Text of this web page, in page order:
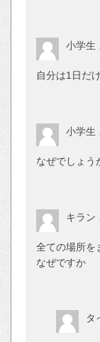
小学生
自分は1日だ
小学生
なぜでしょう
キラン
全ての場所を
なぜですか
タ